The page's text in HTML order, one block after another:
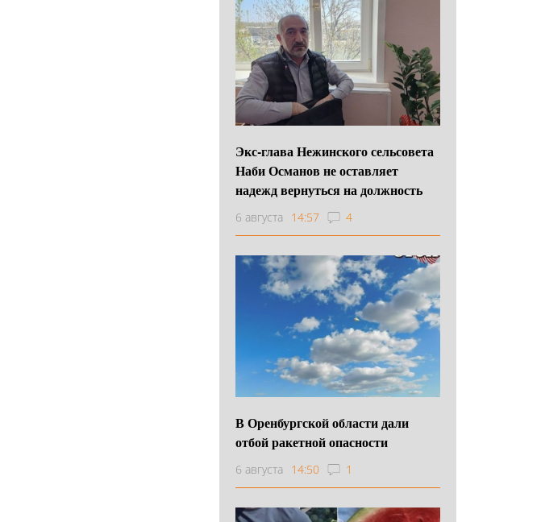
Экс-глава Нежинского сельсовета
Наби Османов не оставляет
надежд вернуться на должность
6 августа 14:57 4
В Оренбургской области дали
отбой ракетной опасности
6 августа 14:50 1